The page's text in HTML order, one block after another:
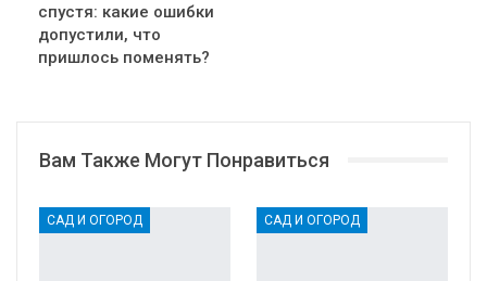
спустя: какие ошибки
допустили, что
пришлось поменять?
Вам Также Могут Понравиться
САД И ОГОРОД САД И ОГОРОД